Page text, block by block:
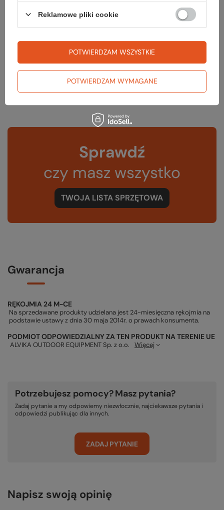
tworzywo sztuczne
Pojemność [l]
3
Wymiary [cm]
20,5 x 43
7297210013798
Sprawdź
czy masz wszystko
TWOJA LISTA SPRZĘTOWA
Gwarancja
RĘKOJMIA 24 M-CE
Na sprzedawane produkty udzielana jest 24-miesięczna rękojmia na
podstawie ustawy z dnia 30 maja 2014r. o prawach konsumenta.
PODMIOT ODPOWIEDZIALNY ZA TEN PRODUKT NA TERENIE UE
ALVIKA OUTDOOR EQUIPMENT Sp. z o.o. Więcej
Potrzebujesz pomocy? Masz pytania?
Zadaj pytanie a my odpowiemy niezwłocznie, najciekawsze pytania i
odpowiedzi publikując dla innych.
ZADAJ PYTANIE
Napisz swoją opinię
Reklamowe pliki cookie
POTWIERDZAM WYMAGANE
POTWIERDZAM WSZYSTKIE